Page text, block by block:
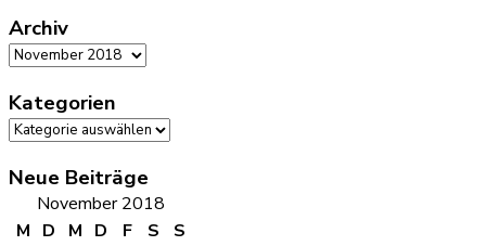
Archiv
Archiv
Kategorien
Kategorien
Neue Beiträge
November 2018
M D M D F S
S